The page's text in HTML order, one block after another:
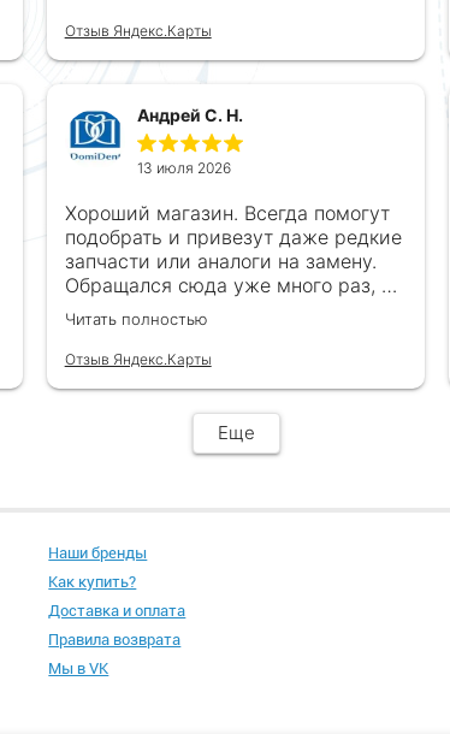
Отзыв Яндекс.Карты
Андрей С. Н.
13 июля 2026
Хороший магазин. Всегда помогут
подобрать и привезут даже редкие
запчасти или аналоги на замену.
Обращался сюда уже много раз, ни
каках проблем ни когда не
Читать полностью
Отзыв Яндекс.Карты
Еще
Наши бренды
Как купить?
Доставка и оплата
Правила возврата
Мы в VK